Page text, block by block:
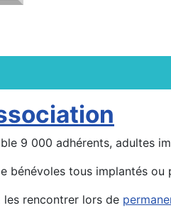
9 000 adhérents, adultes
bénévoles tous implantés
les rencontrer lors de